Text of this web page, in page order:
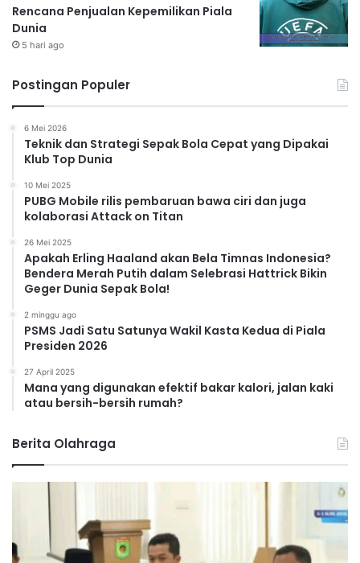
Rencana Penjualan Kepemilikan Piala
Dunia
5 hari ago
Postingan Populer
6 Mei 2026
Teknik dan Strategi Sepak Bola Cepat yang Dipakai
Klub Top Dunia
10 Mei 2025
PUBG Mobile rilis pembaruan bawa ciri dan juga
kolaborasi Attack on Titan
26 Mei 2025
Apakah Erling Haaland akan Bela Timnas Indonesia?
Bendera Merah Putih dalam Selebrasi Hattrick Bikin
Geger Dunia Sepak Bola!
2 minggu ago
PSMS Jadi Satu Satunya Wakil Kasta Kedua di Piala
Presiden 2026
27 April 2025
Mana yang digunakan efektif bakar kalori, jalan kaki
atau bersih-bersih rumah?
Berita Olahraga